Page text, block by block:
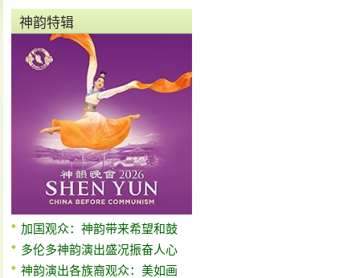
神韵特辑
加国观众：神韵带来希望和鼓
多伦多神韵演出盛况振奋人心
神韵演出各族裔观众：美如画